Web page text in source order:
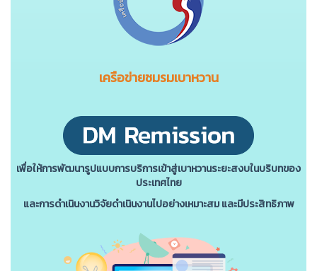
เครือข่ายชมรมเบาหวาน
เพื่อให้การพัฒนารูปแบบการบริการเข้าสู่เบาหวานระยะสงบในบริบทของ
ประเทศไทย
และการดําเนินงานวิจัยดําเนินงานไปอย่างเหมาะสม และมีประสิทธิภาพ